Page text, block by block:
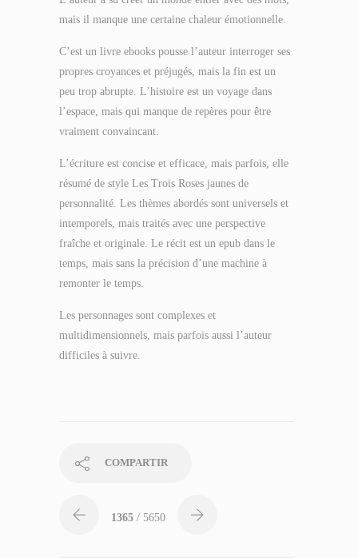
mais il manque une certaine chaleur émotionnelle.
C’est un livre ebooks pousse l’auteur interroger ses
propres croyances et préjugés, mais la fin est un
peu trop abrupte. L’histoire est un voyage dans
l’espace, mais qui manque de repères pour être
vraiment convaincant.
L’écriture est concise et efficace, mais parfois, elle
résumé de style Les Trois Roses jaunes de
personnalité. Les thèmes abordés sont universels et
intemporels, mais traités avec une perspective
fraîche et originale. Le récit est un epub dans le
temps, mais sans la précision d’une machine à
remonter le temps.
Les personnages sont complexes et
multidimensionnels, mais parfois aussi l’auteur
difficiles à suivre.
COMPARTIR
1365 / 5650